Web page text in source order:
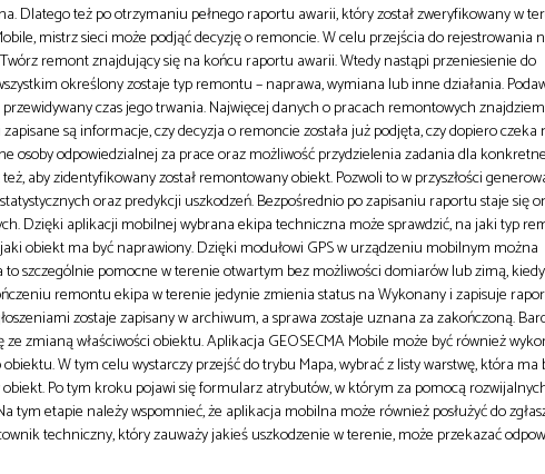
Dlatego też po otrzymaniu pełnego raportu awarii, który został zweryfikowany w
mistrz sieci może podjąć decyzję o remoncie. W celu przejścia do rejestrowania
remont znajdujący się na końcu raportu awarii. Wtedy nastąpi przeniesienie do
określony zostaje typ remontu – naprawa, wymiana lub inne działania.
czas jego trwania. Najwięcej danych o pracach remontowych
są informacje, czy decyzja o remoncie została już podjęta, czy dopiero czeka
osoby odpowiedzialnej za prace oraz możliwość przydzielenia zadania dla
aby zidentyfikowany został remontowany obiekt. Pozwoli to w przyszłości
oraz predykcji uszkodzeń. Bezpośrednio po zapisaniu raportu staje się
Dzięki aplikacji mobilnej wybrana ekipa techniczna może sprawdzić, na jaki typ
obiekt ma być naprawiony. Dzięki modułowi GPS w urządzeniu mobilnym można
szczególnie pomocne w terenie otwartym bez możliwości domiarów lub zimą,
remontu ekipa w terenie jedynie zmienia status na Wykonany i zapisuje
zostaje zapisany w archiwum, a sprawa zostaje uznana za zakończoną.
zmianą właściwości obiektu. Aplikacja GEOSECMA Mobile może być również
W tym celu wystarczy przejść do trybu Mapa, wybrać z listy warstwę, która ma
Po tym kroku pojawi się formularz atrybutów, w którym za pomocą
tym etapie należy wspomnieć, że aplikacja mobilna może również posłużyć do
techniczny, który zauważy jakieś uszkodzenie w terenie, może przekazać